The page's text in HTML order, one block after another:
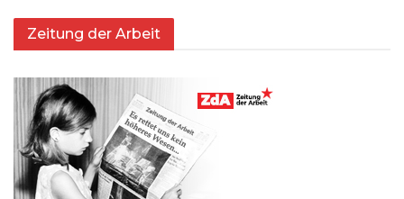
Zeitung der Arbeit